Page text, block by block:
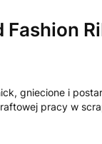
gniecione i
pracy w